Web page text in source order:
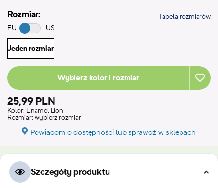
Rozmiar:
EU US
Tabela rozmiarów
Jeden rozmiar
Wybierz kolor i rozmiar
25,99 PLN
Kolor: Enamel Lion
Rozmiar: wybierz rozmiar
Powiadom o dostępności lub sprawdź w sklepach
Szczegóły produktu